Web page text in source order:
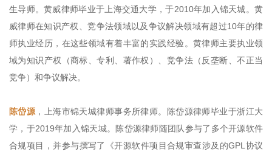
生导师。黄威律师毕业于上海交通大学，于2010年加入锦天城。黄
威律师在知识产权、竞争法领域以及争议解决领域有超过10年的律
师执业经历，在这些领域有着丰富的实践经验。黄律师主要执业领
域为知识产权（商标、专利、著作权）、竞争法（反垄断、不正当
竞争）和争议解决。
陈岱源 ，上海市锦天城律师事务所律师。陈岱源律师毕业于浙江大
学，于2019年加入锦天城。陈岱源律师随团队参与了多个开源软件
合规项目，并参与撰写了《开源软件项目合规审查涉及的GPL协议